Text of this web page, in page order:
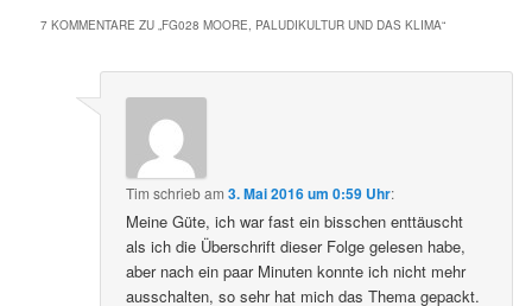
7 KOMMENTARE ZU „FG028 MOORE, PALUDIKULTUR UND DAS KLIMA“
Tim schriebam3. Mai 2016 um 0:59 Uhr:
Meine Güte, ich war fast ein bisschen enttäuscht
als ich die Überschrift dieser Folge gelesen habe,
aber nach ein paar Minuten konnte ich nicht mehr
ausschalten, so sehr hat mich das Thema gepackt.